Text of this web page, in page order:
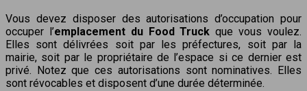
Vous devez disposer des autorisations d’occupation pour
occuper l’emplacement du Food Truckque vous voulez.
Elles sont délivrées soit par les préfectures, soit par la
mairie, soit par le propriétaire de l’espace si ce dernier est
privé. Notez que ces autorisations sont nominatives. Elles
sont révocables et disposent d’une durée déterminée.